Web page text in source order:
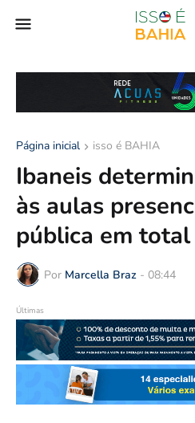
Página inicial isso é BAHIA
Ibaneis
às aulas
pública em total
Por Marcella Braz - 08:44
Últimas